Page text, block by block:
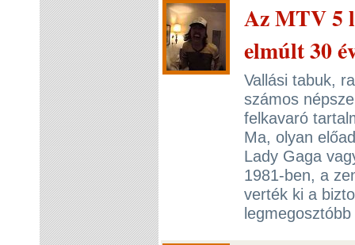
Az MTV 5
elmúlt 30
Vallási tabuk,
számos
felkavaró
Ma, olyan
Lady Gaga
1981-ben, a
verték ki a